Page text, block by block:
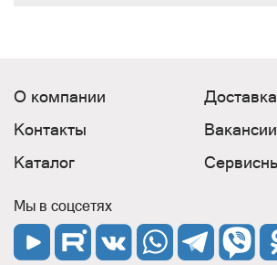
О компании
Доставка
Контакты
Вакансии
Каталог
Мы в соцсетях